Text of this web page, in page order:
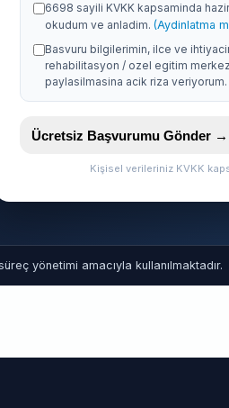
6698 sayili KVKK kapsaminda
okudum ve anladim. (Aydinlatma
Basvuru bilgilerimin, ilce ve
rehabilitasyon / ozel egitim
paylasilmasina acik riza veriyorum.
Ücretsiz Başvurumu Gönder →
Kişisel verileriniz KVKK
yönetimi amacıyla kullanılmaktadır.